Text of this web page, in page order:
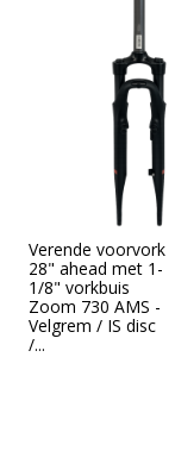
Verende voorvork
28" ahead met 1-
1/8" vorkbuis
Zoom 730 AMS -
Velgrem / IS disc
/...